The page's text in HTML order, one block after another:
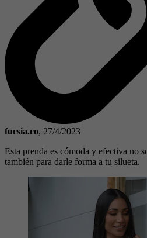
fucsia.co, 27/4/2023
Esta prenda es cómoda y efectiva no
también para darle forma a tu silueta.